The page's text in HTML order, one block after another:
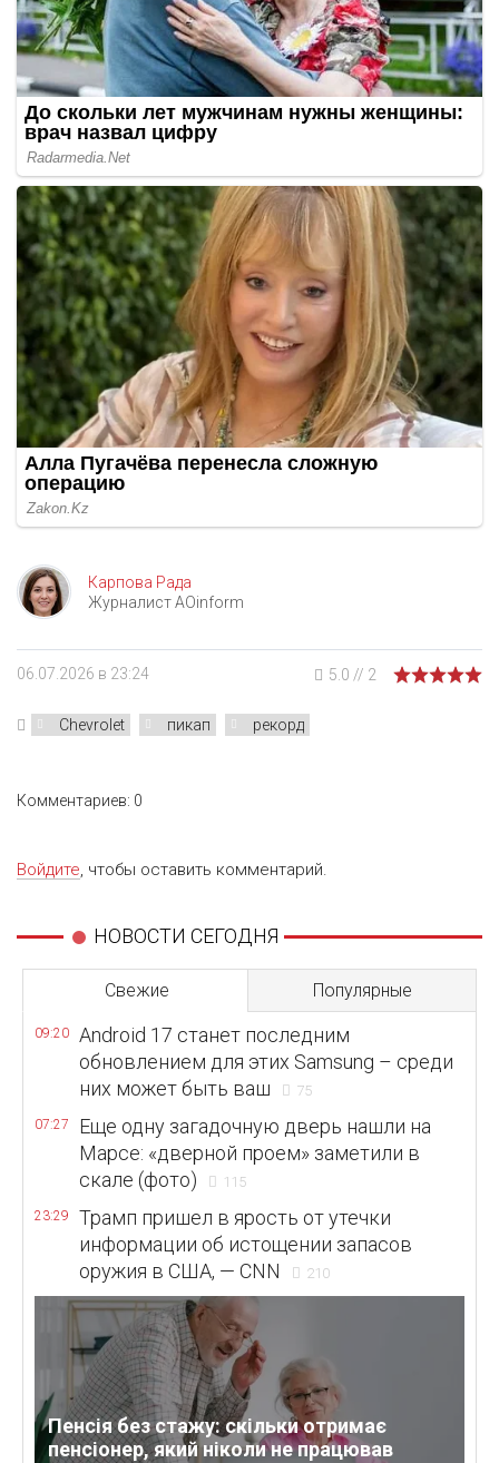
Карпова Рада
Журналист AOinform
06.07.2026 в 23:24 5.0 // 2
Chevrolet пикап рекорд
Комментариев: 0
Войдите, чтобы оставить комментарий.
НОВОСТИ СЕГОДНЯ
Свежие Популярные
09:20
Android 17 станет последним
обновлением для этих Samsung – среди
них может быть ваш
75
07:27
Еще одну загадочную дверь нашли на
Марсе: «дверной проем» заметили в
скале (фото)
115
23:29
Трамп пришел в ярость от утечки
информации об истощении запасов
оружия в США, — CNN
210
Пенсія без стажу: скільки отримає
пенсіонер, який ніколи не працював